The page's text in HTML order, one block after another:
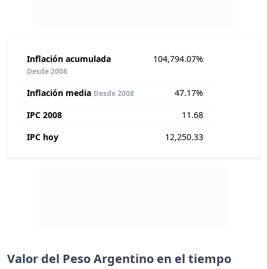
Inflación acumulada
Desde 2008
104,794.07%
Inflación media Desde 2008
47.17%
IPC 2008
11.68
IPC hoy
12,250.33
Valor del Peso Argentino en el tiempo